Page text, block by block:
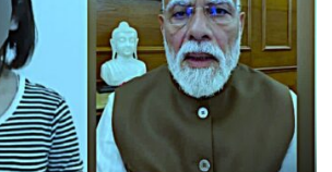
बिल
को
दी
मंजूरी,